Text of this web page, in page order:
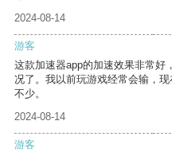
2024-08-14
游客
这款加速器app的加速效果非常好
况了。我以前玩游戏经常会输，
不少。
2024-08-14
游客